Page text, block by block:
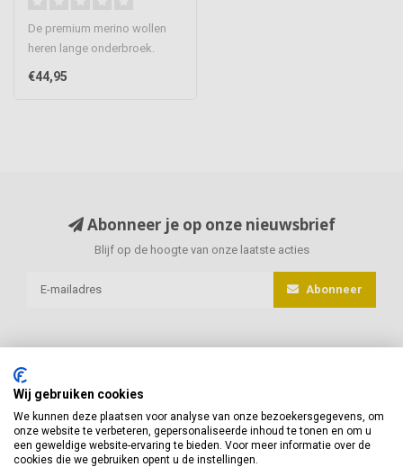
De premium merino wollen
heren lange onderbroek.
Gemaakt van 100%
natuurlijke, a..
€44,95
Abonneer je op onze nieuwsbrief
Blijf op de hoogte van onze laatste acties
Abonneer
van Eck Beenmode
Heeft u vragen of advies nodig, neem gerust contact met ons op!
Wij gebruiken cookies
We kunnen deze plaatsen voor analyse van onze bezoekersgegevens, om
onze website te verbeteren, gepersonaliseerde inhoud te tonen en om u
een geweldige website-ervaring te bieden. Voor meer informatie over de
cookies die we gebruiken opent u de instellingen.